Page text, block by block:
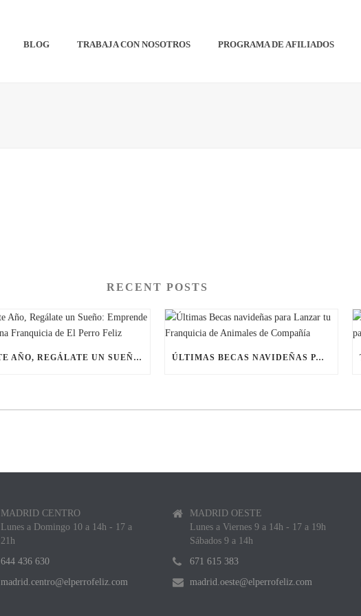
BLOG TRABAJA CON NOSOTROS PROGRAMA DE AFILIADOS
RECENT POSTS
ESTE AÑO, REGÁLATE UN SUEÑO: EMPRENDE CON UNA FRANQUICIA DE EL PERRO FELIZ ÚLTIMAS BECAS NAVIDEÑAS PARA LANZAR TU FRANQUICIA DE ANIMALES DE COMPAÑÍA
MADRID CENTRO
Lunes a Domingo 10 a 14h - 17 a
21h
644 436 630
madrid.centro@elperrofeliz.com
MADRID OESTE
Lunes a Viernes 9 a 14h - 17 a 19h
Sábados 9 a 14h
671 615 383
madrid.oeste@elperrofeliz.com